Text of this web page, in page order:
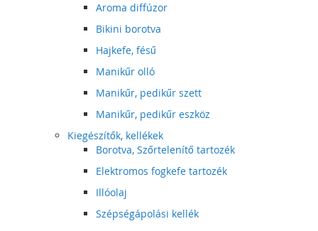
Aroma diffúzor
Bikini borotva
Hajkefe, fésű
Manikűr olló
Manikűr, pedikűr szett
Manikűr, pedikűr eszköz
Kiegészítők, kellékek
Borotva, Szőrtelenítő tartozék
Elektromos fogkefe tartozék
Illóolaj
Szépségápolási kellék